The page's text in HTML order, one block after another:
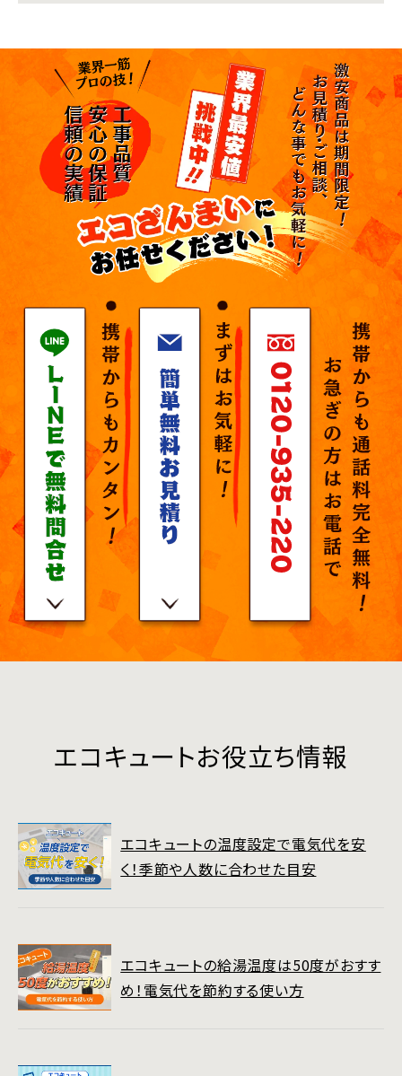
エコキュートお役立ち情報
エコキュートの温度設定で電気代を安
く！季節や人数に合わせた目安
エコキュートの給湯温度は50度がおすす
め！電気代を節約する使い方